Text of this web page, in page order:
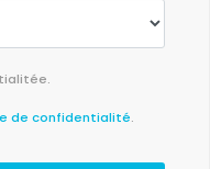
de confidentialité.